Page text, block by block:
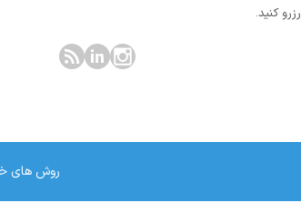
رزرو کنید.
روش های